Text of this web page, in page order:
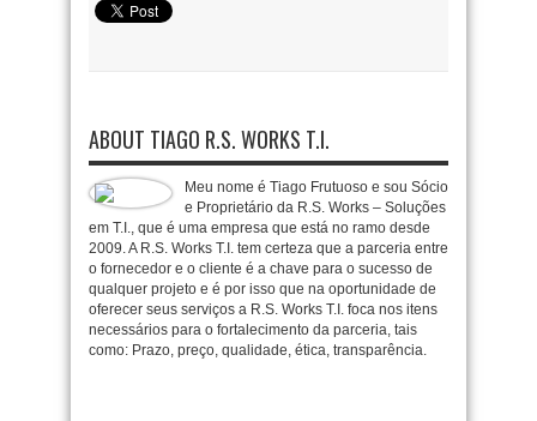
ABOUT TIAGO R.S. WORKS T.I.
Meu nome é Tiago Frutuoso e sou Sócio
e Proprietário da R.S. Works – Soluções
em T.I., que é uma empresa que está no ramo desde
2009. A R.S. Works T.I. tem certeza que a parceria entre
o fornecedor e o cliente é a chave para o sucesso de
qualquer projeto e é por isso que na oportunidade de
oferecer seus serviços a R.S. Works T.I. foca nos itens
necessários para o fortalecimento da parceria, tais
como: Prazo, preço, qualidade, ética, transparência.